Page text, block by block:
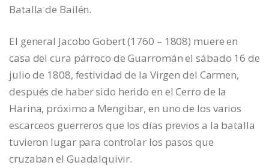
Batalla de Bailén.
El general Jacobo Gobert (1760 – 1808) muere en
casa del cura párroco de Guarromán el sábado 16 de
julio de 1808, festividad de la Virgen del Carmen,
después de haber sido herido en el Cerro de la
Harina, próximo a Mengibar, en uno de los varios
escarceos guerreros que los días previos a la batalla
tuvieron lugar para controlar los pasos que
cruzaban el Guadalquivir.